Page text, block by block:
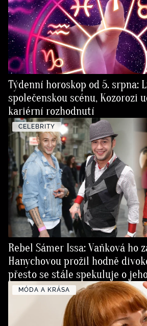
Týdenní horoskop od 5. srpna:
společenskou scénu, Kozorozi
kariérní rozhodnutí
CELEBRITY
Rebel Sámer Issa: Vaňková ho
Hanychovou prožil hodně
přesto se stále spekuluje o
MÓDA A KRÁSA